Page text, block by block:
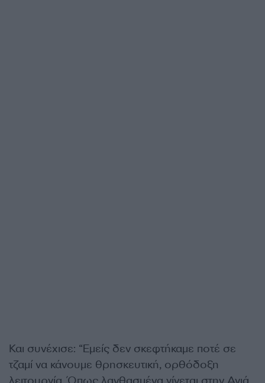
Και συνέχισε: “Εμείς δεν σκεφτήκαμε ποτέ σε
τζαμί να κάνουμε θρησκευτική, ορθόδοξη